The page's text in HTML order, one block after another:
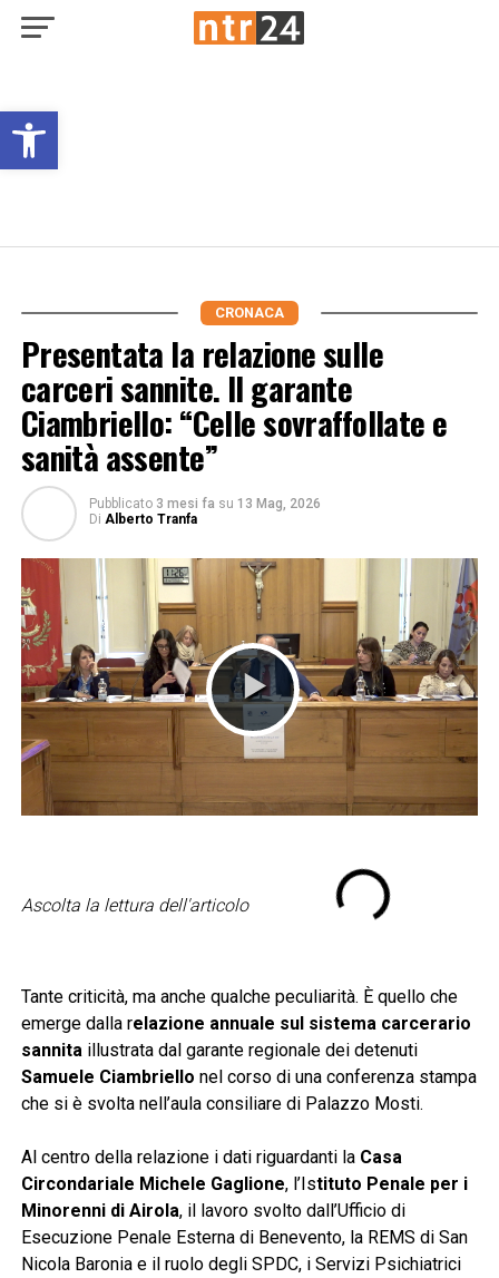
Open toolbar
CRONACA
Presentata la relazione sulle
carceri sannite. Il garante
Ciambriello: “Celle sovraffollate e
sanità assente”
Pubblicato 3 mesi fa su 13 Mag, 2026
Di Alberto Tranfa
Ascolta la lettura dell'articolo
Tante criticità, ma anche qualche peculiarità. È quello che
emerge dalla relazione annuale sul sistema carcerario
sannitaillustrata dal garante regionale dei detenuti
Samuele Ciambriello nel corso di una conferenza stampa
che si è svolta nell’aula consiliare di Palazzo Mosti.
Al centro della relazione i dati riguardanti la Casa
Circondariale Michele Gaglione, l’Istituto Penale per i
Minorenni di Airola, il lavoro svolto dall’Ufficio di
Esecuzione Penale Esterna di Benevento, la REMS di San
Nicola Baronia e il ruolo degli SPDC, i Servizi Psichiatrici